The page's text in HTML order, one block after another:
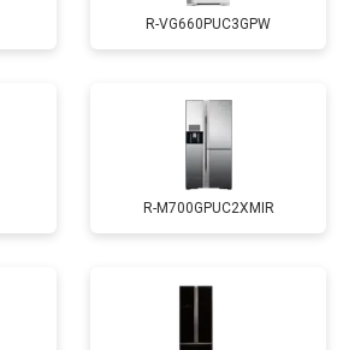
R-VG660PUC3GPW
R-M700GPUC2XMIR